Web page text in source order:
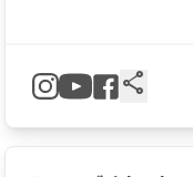
share